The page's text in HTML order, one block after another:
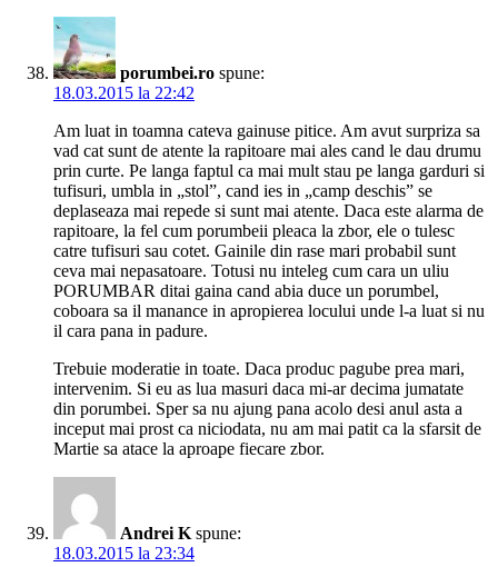
porumbei.ro spune:
18.03.2015 la 22:42
Am luat in toamna cateva gainuse pitice. Am avut surpriza sa
vad cat sunt de atente la rapitoare mai ales cand le dau drumu
prin curte. Pe langa faptul ca mai mult stau pe langa garduri si
tufisuri, umbla in „stol”, cand ies in „camp deschis” se
deplaseaza mai repede si sunt mai atente. Daca este alarma de
rapitoare, la fel cum porumbeii pleaca la zbor, ele o tulesc
catre tufisuri sau cotet. Gainile din rase mari probabil sunt
ceva mai nepasatoare. Totusi nu inteleg cum cara un uliu
PORUMBAR ditai gaina cand abia duce un porumbel,
coboara sa il manance in apropierea locului unde l-a luat si nu
il cara pana in padure.
Trebuie moderatie in toate. Daca produc pagube prea mari,
intervenim. Si eu as lua masuri daca mi-ar decima jumatate
din porumbei. Sper sa nu ajung pana acolo desi anul asta a
inceput mai prost ca niciodata, nu am mai patit ca la sfarsit de
Martie sa atace la aproape fiecare zbor.
Andrei K spune:
18.03.2015 la 23:34